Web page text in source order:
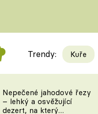
Videorecepty
TEĎ VAŘÍ ŠÉF!
Trendy: Kuře
Nepečené jahodové řezy
– lehký a osvěžující
dezert, na který